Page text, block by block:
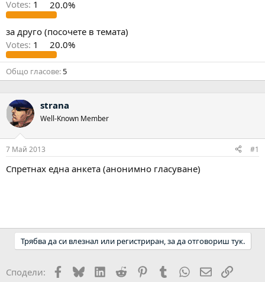
Votes: 1 20.0%
за друго (посочете в темата)
Votes: 1 20.0%
Общо гласове 5
strana
Well-Known Member
7 Май 2013 #1
Спретнах една анкета (анонимно гласуване)
Трябва да си влезнал или регистриран, за да отговориш тук.
Сподели: Facebook
BlueskyLinkedIn
Reddit PinterestTumblr WhatsApp
EmailLink